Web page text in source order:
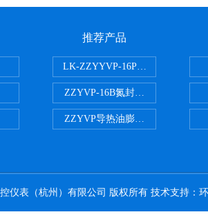
推荐产品
LK-ZZYYVP-16P不锈钢氮封阀
ZZYVP-16B氮封供氮阀
ZZYVP导热油膨胀槽氮封阀
仪表（杭州）有限公司 版权所有 技术支持：